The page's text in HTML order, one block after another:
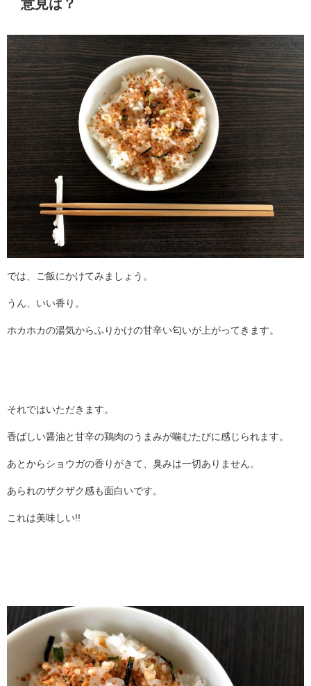
意見は？
では、ご飯にかけてみましょう。
うん、いい香り。
ホカホカの湯気からふりかけの甘辛い匂いが上がってきます。
それではいただきます。
香ばしい醤油と甘辛の鶏肉のうまみが噛むたびに感じられます。
あとからショウガの香りがきて、臭みは一切ありません。
あられのザクザク感も面白いです。
これは美味しい!!